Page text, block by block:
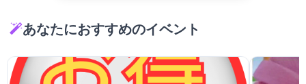
あなたにおすすめのイベント